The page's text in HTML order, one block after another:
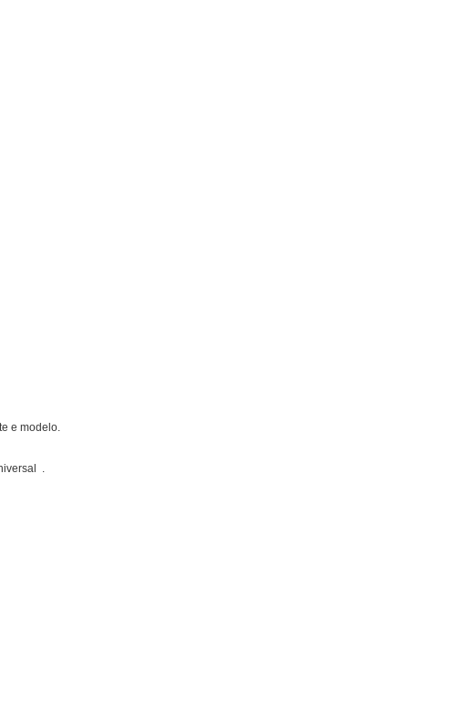
e modelo.
.